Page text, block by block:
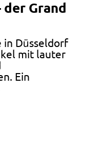
Grand
in Düsseldorf
mit lauter
Ein